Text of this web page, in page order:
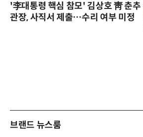
'李대통령 핵심 참모' 김상호 靑 춘추
관장, 사직서 제출…수리 여부 미정
브랜드 뉴스룸